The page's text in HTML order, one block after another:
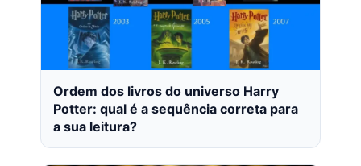
Ordem dos livros do universo Harry
Potter: qual é a sequência correta para
a sua leitura?